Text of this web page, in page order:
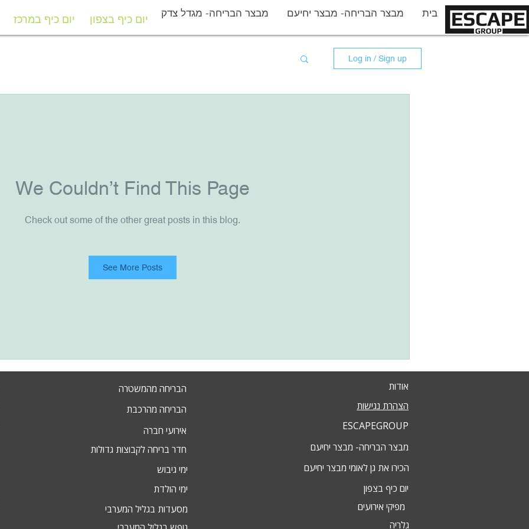
מבצר הבריחה- מגדל צדק מבצר הבריחה- מבצר יחיעם בית More
יום כיף בצפון יום כיף במרכז
Log in / Sign up
We Couldn’t Find This Page
Check out some of the other great posts in this blog.
See More Posts
הבריחה מהמשטרה
הבריחה מהרכבת
אירועי חברה
חדר בריחה לקבוצות גדולות
ימי גיבוש
ימי הולדת
מסעדות בגליל המערבי
אודות
הצהרת נגישות
ESCAPEGROUP
מבצר הבריחה- מבצר יחיעם
הכירו את גן לאומי מבצר יחיעם
יום כיף בצפון
מפיקי אירועים
גלריה